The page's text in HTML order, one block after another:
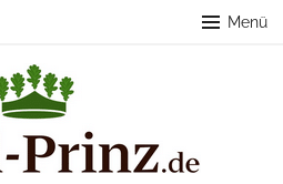
Menü